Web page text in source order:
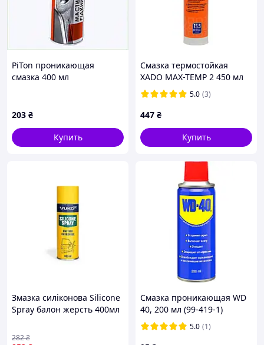
PiTon проникающая
смазка 400 мл
203 ₴
Купить
Смазка термостойкая
XADO MAX-TEMP 2 450 мл
5.0 (3)
447 ₴
Купить
Змазка силіконова Silicone
Spray балон жерсть 400мл
282₴
Смазка проникающая WD
40, 200 мл (99-419-1)
5.0 (1)